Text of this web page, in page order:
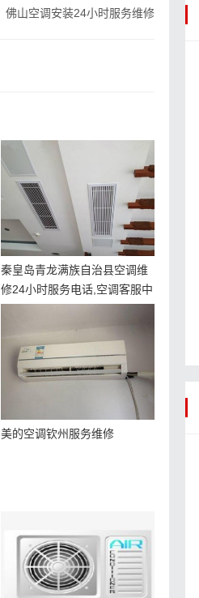
佛山空调安装24小时服务维修
秦皇岛青龙满族自治县空调维
修24小时服务电话,空调客服中
美的空调钦州服务维修